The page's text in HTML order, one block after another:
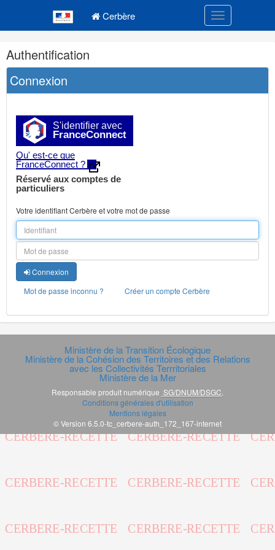
Cerbère Toggle
Navigation
et
outils
annexes
Authentification
Connexion
S'identifier avec
FranceConnect
Qu' est-ce que
FranceConnect ?
Réservé aux comptes de
particuliers
Votre identifiant Cerbère et votre mot de passe
Connexion
Mot de passe inconnu ?
Créer un compte Cerbère
Ministère de la Transition Écologique
Ministère de la Cohésion des Territoires et des Relations
avec les Collectivités Terrritoriales
Ministère de la Mer
Responsable produit numérique SG/DNUM/DSGC.
Conditions générales d'utilisation
Mentions légales
© Version 6.5.0-tc_cerbere-auth_172_167-internet